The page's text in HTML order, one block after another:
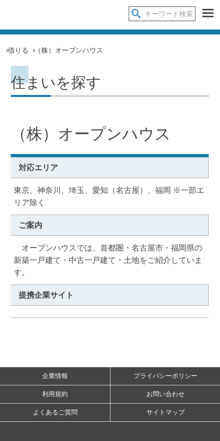
借りる （株）オープンハウス
住まいを探す
（株）オープンハウス
対応エリア
東京、神奈川、埼玉、愛知（名古屋）、福岡 ※一部エ
リア除く
ご案内
オープンハウスでは、首都圏・名古屋市・福岡県の
新築一戸建て・中古一戸建て・土地をご紹介していま
す。
提携企業サイト
企業情報 プライバシーポリシー
利用規約 お問い合わせ
よくあるご質問 サイトマップ